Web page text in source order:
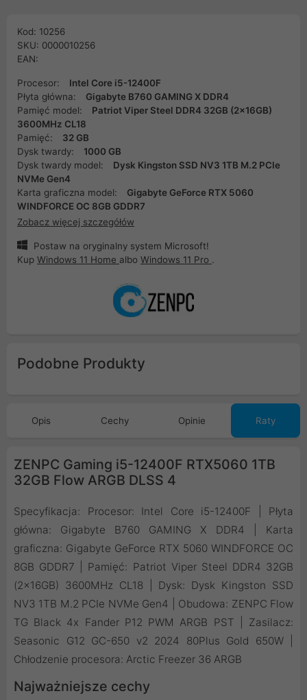
Kod: 10256
SKU: 0000010256
EAN:
Procesor:
Intel Core i5-12400F
Płyta główna:
Gigabyte B760 GAMING X DDR4
Pamięć model:
Patriot Viper Steel DDR4 32GB (2x16GB)
3600MHz CL18
Pamięć:
32 GB
Dysk twardy:
1000 GB
Dysk twardy model:
Dysk Kingston SSD NV3 1TB M.2 PCIe
NVMe Gen4
Karta graficzna model:
Gigabyte GeForce RTX 5060
WINDFORCE OC 8GB GDDR7
Zobacz więcej szczegółów
Postaw na oryginalny system Microsoft!
Kup Windows 11 Home albo Windows 11 Pro .
Podobne Produkty
Opis Cechy Opinie Raty
ZENPC Gaming i5-12400F RTX5060 1TB
32GB Flow ARGB DLSS 4
Specyfikacja: Procesor: Intel Core i5-12400F | Płyta
główna: Gigabyte B760 GAMING X DDR4 | Karta
graficzna: Gigabyte GeForce RTX 5060 WINDFORCE OC
8GB GDDR7 | Pamięć: Patriot Viper Steel DDR4 32GB
(2x16GB) 3600MHz CL18 | Dysk: Dysk Kingston SSD
NV3 1TB M.2 PCIe NVMe Gen4 | Obudowa: ZENPC Flow
TG Black 4x Fander P12 PWM ARGB PST | Zasilacz:
Seasonic G12 GC-650 v2 2024 80Plus Gold 650W |
Chłodzenie procesora: Arctic Freezer 36 ARGB
Najważniejsze cechy